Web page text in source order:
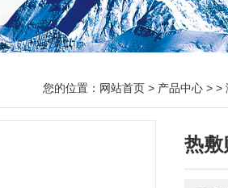
您的位置： 网站首页 > 产品中心 > >
热敷